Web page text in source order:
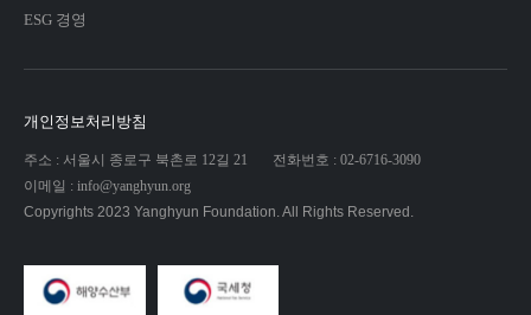
ESG 경영
개인정보처리방침
주소 : 서울시 종로구 북촌로 12길 21
전화번호 : 02-6716-3090
이메일 : info@yanghyun.org
Copyrights 2023 Yanghyun Foundation. All Rights Reserved.